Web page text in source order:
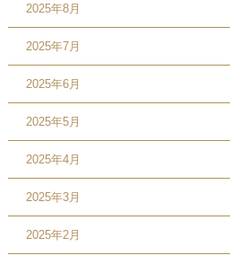
2025年8月
2025年7月
2025年6月
2025年5月
2025年4月
2025年3月
2025年2月